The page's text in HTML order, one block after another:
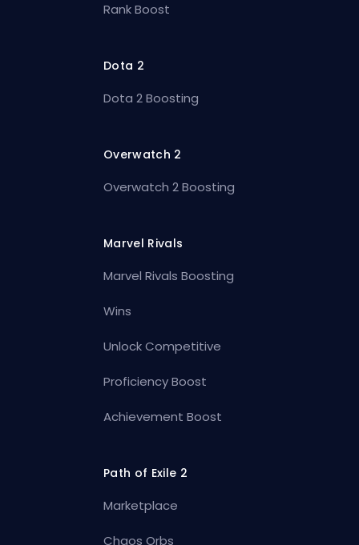
Rank Boost
Dota 2
Dota 2 Boosting
Overwatch 2
Overwatch 2 Boosting
Marvel Rivals
Marvel Rivals Boosting
Wins
Unlock Competitive
Proficiency Boost
Achievement Boost
Path of Exile 2
Marketplace
Chaos Orbs